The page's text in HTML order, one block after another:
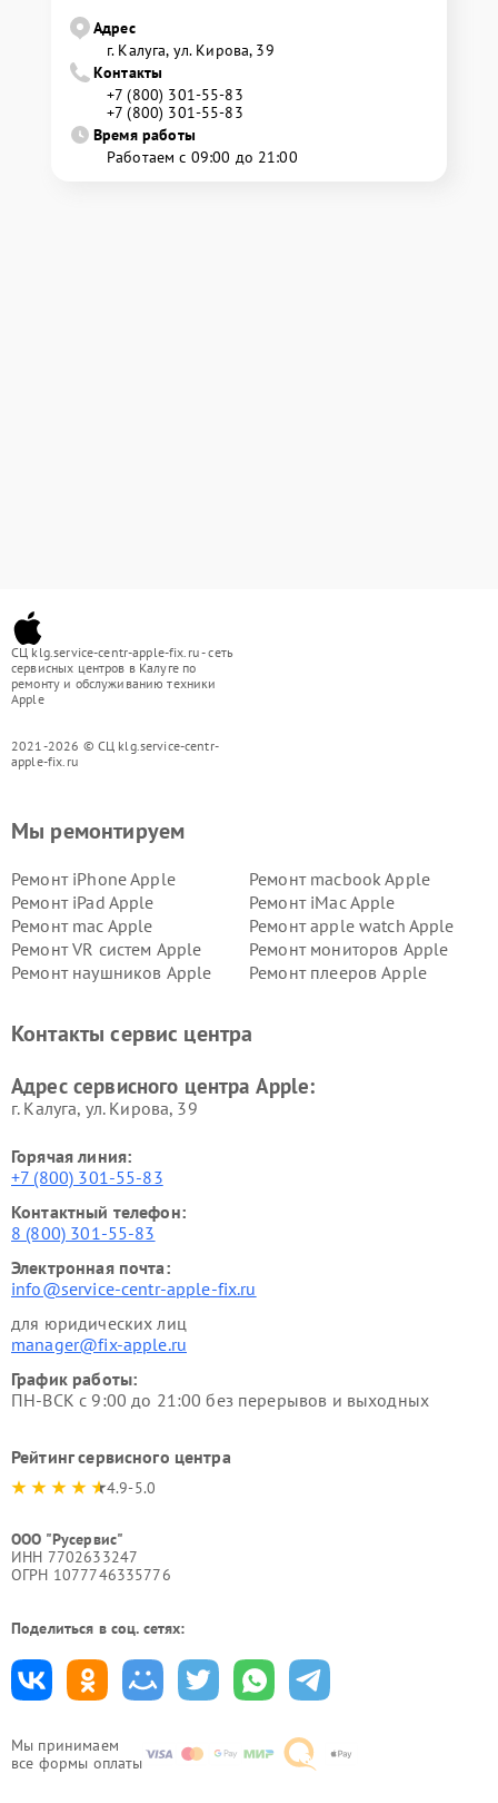
Адрес
г. Калуга, ул. Кирова, 39
Контакты
+7 (800) 301-55-83
+7 (800) 301-55-83
Время работы
Работаем с 09:00 до 21:00
СЦ klg.service-centr-apple-fix.ru - сеть
сервисных центров в Калуге по
ремонту и обслуживанию техники
Apple
2021-2026 © СЦ klg.service-centr-
apple-fix.ru
Мы принимаем
все формы оплаты
Мы ремонтируем
Ремонт iPhone Apple
Ремонт macbook Apple
Ремонт iPad Apple
Ремонт iMac Apple
Ремонт mac Apple
Ремонт apple watch Apple
Ремонт VR систем Apple
Ремонт мониторов Apple
Ремонт наушников Apple
Ремонт плееров Apple
Контакты сервис центра
Адрес сервисного центра Apple:
г. Калуга, ул. Кирова, 39
Горячая линия:
+7 (800) 301-55-83
Контактный телефон:
8 (800) 301-55-83
Электронная почта:
info@service-centr-apple-fix.ru
для юридических лиц
manager@fix-apple.ru
График работы:
ПН-ВСК с 9:00 до 21:00 без перерывов и выходных
Рейтинг сервисного центра
4.9-5.0
ООО "Русервис"
ИНН 7702633247
ОГРН 1077746335776
Поделиться в соц. сетях: